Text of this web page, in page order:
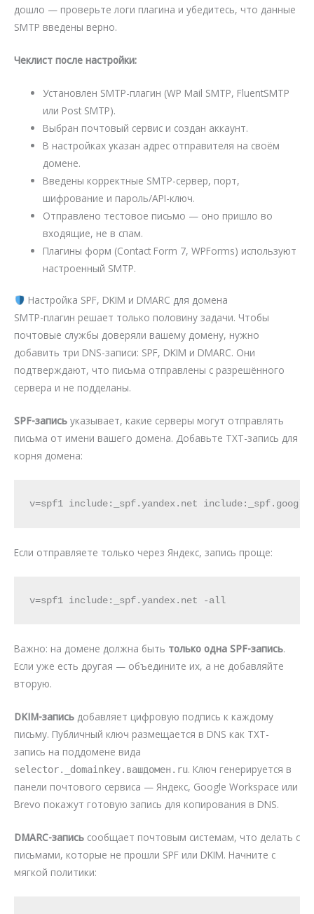
дошло — проверьте логи плагина и убедитесь, что данные
SMTP введены верно.
Чеклист после настройки:
Установлен SMTP-плагин (WP Mail SMTP, FluentSMTP
или Post SMTP).
Выбран почтовый сервис и создан аккаунт.
В настройках указан адрес отправителя на своём
домене.
Введены корректные SMTP-сервер, порт,
шифрование и пароль/API-ключ.
Отправлено тестовое письмо — оно пришло во
входящие, не в спам.
Плагины форм (Contact Form 7, WPForms) используют
настроенный SMTP.
Настройка SPF, DKIM и DMARC для домена
SMTP-плагин решает только половину задачи. Чтобы
почтовые службы доверяли вашему домену, нужно
добавить три DNS-записи: SPF, DKIM и DMARC. Они
подтверждают, что письма отправлены с разрешённого
сервера и не подделаны.
SPF-запись указывает, какие серверы могут отправлять
письма от имени вашего домена. Добавьте TXT-запись для
корня домена:
v=spf1 include:_spf.yandex.net
Если отправляете только через Яндекс, запись проще:
v=spf1 include:_spf.yandex.net -all
Важно: на домене должна быть только одна SPF-запись.
Если уже есть другая — объедините их, а не добавляйте
вторую.
DKIM-запись добавляет цифровую подпись к каждому
письму. Публичный ключ размещается в DNS как TXT-
запись на поддомене вида
selector._domainkey.вашдомен.ru. Ключ генерируется в
панели почтового сервиса — Яндекс, Google Workspace или
Brevo покажут готовую запись для копирования в DNS.
DMARC-запись сообщает почтовым системам, что делать с
письмами, которые не прошли SPF или DKIM. Начните с
мягкой политики: